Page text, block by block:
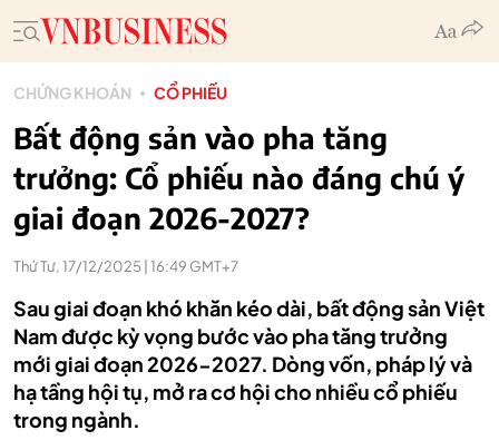
CHỨNG KHOÁN CỔ PHIẾU
Bất động sản vào pha tăng
trưởng: Cổ phiếu nào đáng chú ý
giai đoạn 2026-2027?
Thứ Tư, 17/12/2025 | 16:49 GMT+7
Sau giai đoạn khó khăn kéo dài, bất động sản Việt
Nam được kỳ vọng bước vào pha tăng trưởng
mới giai đoạn 2026-2027. Dòng vốn, pháp lý và
hạ tầng hội tụ, mở ra cơ hội cho nhiều cổ phiếu
trong ngành.